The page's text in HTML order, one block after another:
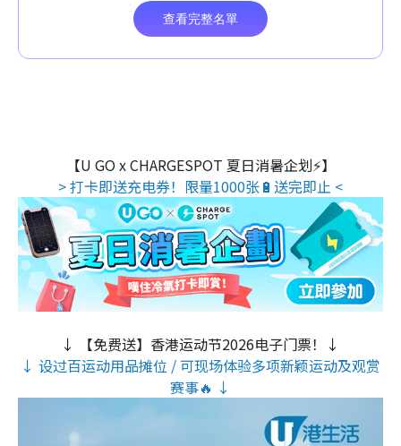
【U GO x CHARGESPOT 夏日消暑企划⚡】
> 打卡即送充电券！限量1000张🔋送完即止 <
↓ 【免费送】香港运动节2026电子门票！↓
↓ 设过百运动用品摊位 / 可现场体验多项新颖运动及观赏
赛事🔥 ↓